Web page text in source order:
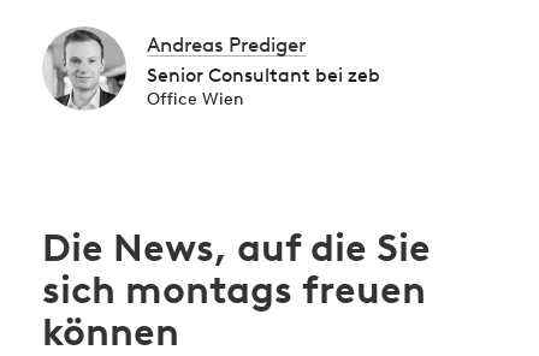
Andreas Prediger
Senior Consultant bei zeb
Office Wien
Die News, auf die Sie
sich montags freuen
können